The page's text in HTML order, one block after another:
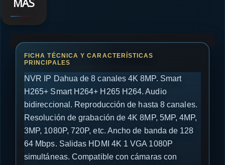
MÁS
NVR IP Dahua de 8 canales 4K 8MP. Smart
H265+ Smart H264+ H265 H264. Audio
bidireccional. Reproducción de hasta 8 canales.
Resolución de grabación de 4K 8MP, 5MP, 4MP,
3MP, 1080P, 720P, etc. Ancho de banda de 128
64 Mbps. Salidas HDMI 4K 1 VGA 1080P
simultáneas. Compatible con cámaras con